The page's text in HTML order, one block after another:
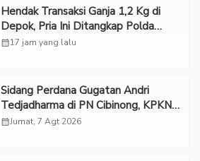
Hendak Transaksi Ganja 1,2 Kg di
Depok, Pria Ini Ditangkap Polda
Metro Jaya
calendar_month17 jam yang lalu
Sidang Perdana Gugatan Andri
Tedjadharma di PN Cibinong, KPKNL
dan PUPN Mangkir
calendar_monthJumat, 7 Agt 2026